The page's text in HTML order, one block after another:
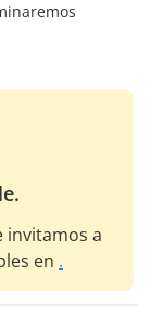
invitamos a
en .